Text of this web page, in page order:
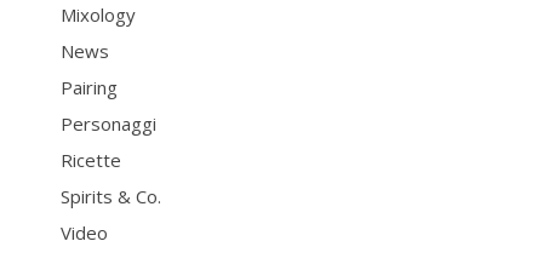
Mixology
News
Pairing
Personaggi
Ricette
Spirits & Co.
Video